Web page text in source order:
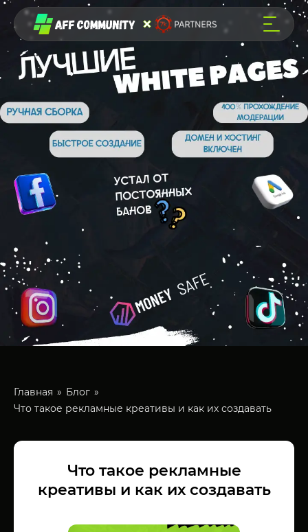
Главная
Блог
Что такое рекламные креативы и как их создавать
Что такое рекламные
креативы и как их создавать